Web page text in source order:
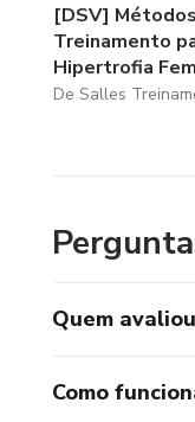
[DSV]
Treinamento
Hipertrofia
De Salles
Quem
Como